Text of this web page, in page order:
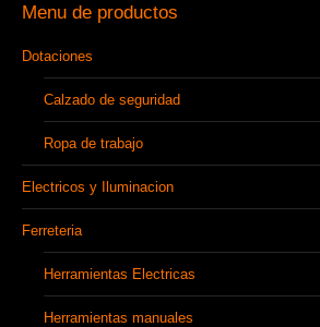
Menu de productos
Dotaciones
Calzado de seguridad
Ropa de trabajo
Electricos y Iluminacion
Ferreteria
Herramientas Electricas
Herramientas manuales